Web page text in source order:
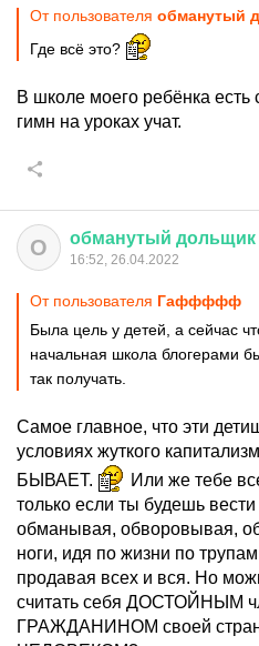
От пользователя обманутый
Где всё это?
В школе моего ребёнка
гимн на уроках учат.
О обманутый дольщик
16:52, 26.04.2022
От пользователя Гаффффф
Была цель у детей, а сейчас
начальная школа блогерами
так получать.
Самое главное, что эти
условиях жуткого
БЫВАЕТ.
Или же тебе
только если ты будешь
обманывая, обворовывая,
ноги, идя по жизни по
продавая всех и вся. Но
считать себя ДОСТОЙНЫМ
ГРАЖДАНИНОМ своей